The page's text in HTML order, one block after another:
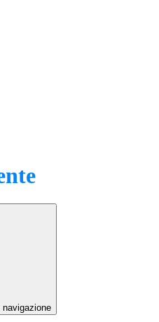
navigazione